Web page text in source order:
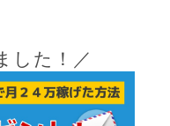
した！／